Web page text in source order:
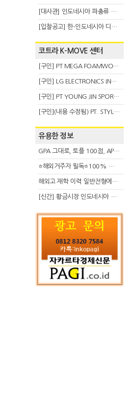
[대사관] 인도네시아 파충류 불법 반출 주의 (7.29)
[입찰공고] 한-인도네시아 디지털융복합 탈 전시회
코트라 K-MOVE 센터
[구인] PT MEGA FOAMWORKS INDONESIA
[구인] LG ELECTRONICS INDONESIA
[구인] PT YOUNG JIN SPORT INDONESIA
[구인](내용 수정됨) PT. STYLE KOREAN INDONESIA (스타일 코리안 인도네시아)
유용한 정보
GPA 그대로, 토플 100점, AP 막막 — 원인은 하나입니다
⭐해외거주자 필독⭐100% 온라인 마지막 한국어교원 2급 추가모집 (~8/2)
해외고 재학 이력 일반전형에서 분명한 입시 강점 살리는 전략
[신간] 황금시장 인도네시아 슈퍼리치의 성공 수업